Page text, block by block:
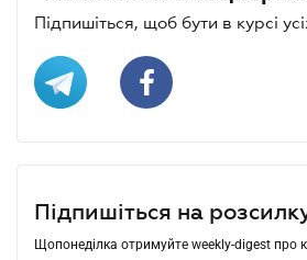
Підпишіться, щоб бути в курсі
Підпишіться на
Щопонеділка отримуйте weekly-digest про